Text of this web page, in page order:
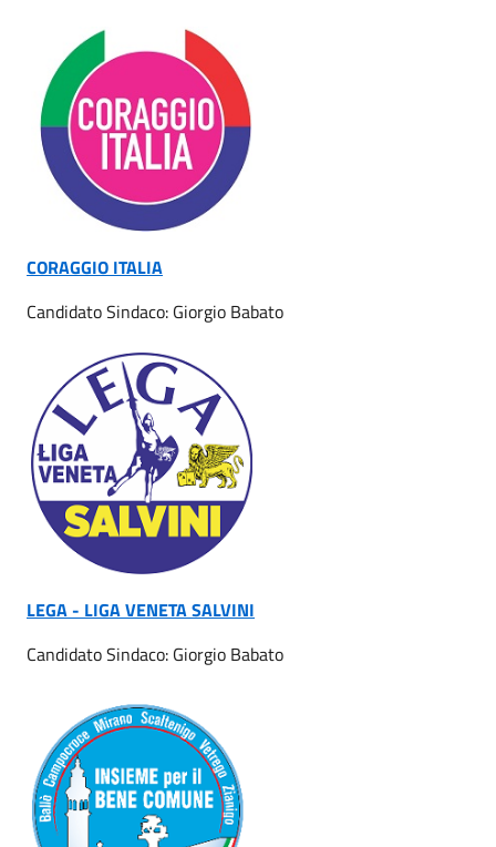
CORAGGIO ITALIA
Candidato Sindaco: Giorgio Babato
LEGA - LIGA VENETA SALVINI
Candidato Sindaco: Giorgio Babato